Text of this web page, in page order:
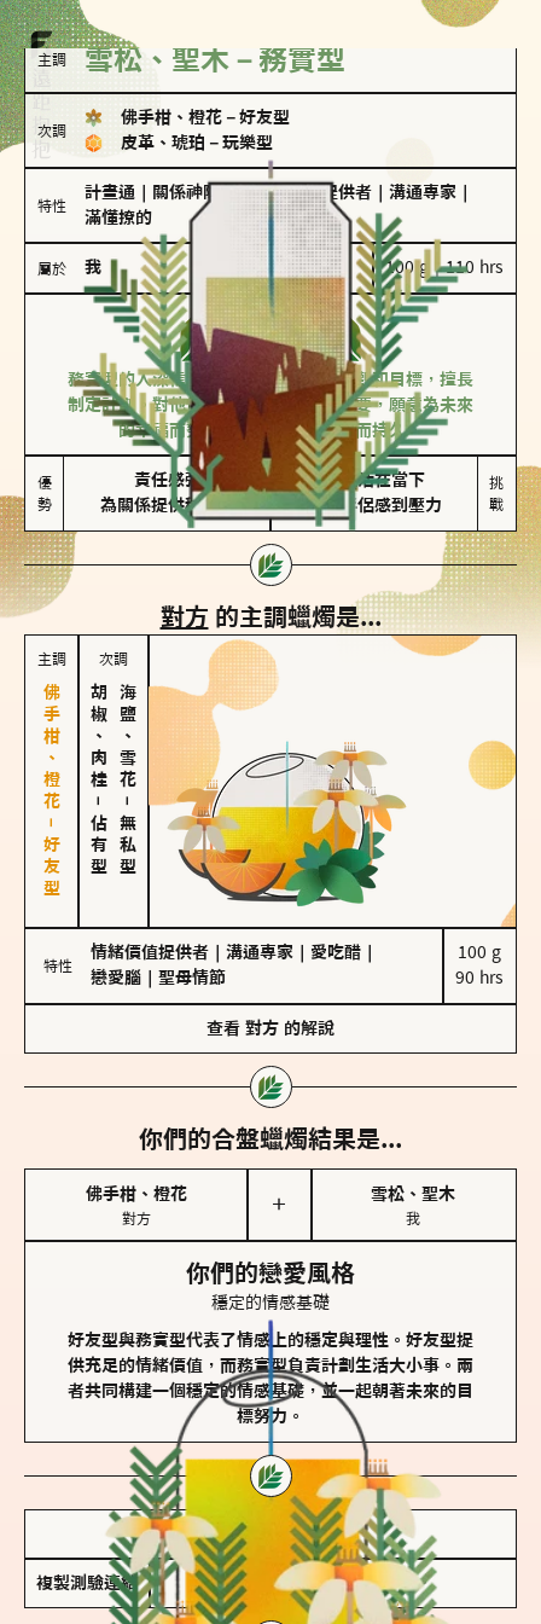
主調 雪松、聖木－務實型
次調
佛手柑、橙花 － 好友型
皮革、琥珀 － 玩樂型
特性
計畫通 關係神隊友 情緒價值提供者 溝通專家
滿懂撩的
屬於 我 100 g｜110 hrs
務實型
雪松、聖木
務實型的人深信愛情立基於共同的價值觀和目標，擅長
制定計劃。對他們來說，感情穩定最重要，願意為未來
的幸福而努力，讓愛情變得踏實而持久。
優
勢
責任感強
為關係提供穩定度
較難活在當下
易讓伴侶感到壓力
挑
戰
對方 的主調蠟燭是...
主調
佛手柑、橙花－好友型
次調
胡椒、肉桂
－
佔有型
海鹽、雪花
－
無私型
特性
情緒價值提供者 溝通專家 愛吃醋
戀愛腦
聖母情節
100 g
90 hrs
查看 對方 的解說
你們的合盤蠟燭結果是...
佛手柑、橙花
對方
＋
雪松、聖木
我
你們的戀愛風格
穩定的情感基礎
好友型與務實型代表了情感上的穩定與理性。好友型提
供充足的情緒價值，而務實型負責計劃生活大小事。兩
者共同構建一個穩定的情感基礎，並一起朝著未來的目
標努力。
儲存我的結果圖
複製測驗連結 查看香氛類型全解析 >>>